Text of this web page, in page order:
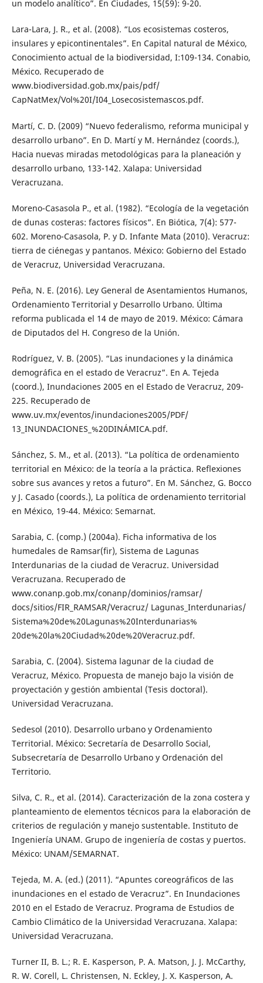
un modelo analítico”. En Ciudades, 15(59): 9-20.
Lara-Lara, J. R., et al. (2008). “Los ecosistemas costeros,
insulares y epicontinentales”. En Capital natural de México,
Conocimiento actual de la biodiversidad, I:109-134. Conabio,
México. Recuperado de
www.biodiversidad.gob.mx/pais/pdf/
CapNatMex/Vol%20I/I04_Losecosistemascos.pdf.
Martí, C. D. (2009) “Nuevo federalismo, reforma municipal y
desarrollo urbano”. En D. Martí y M. Hernández (coords.),
Hacia nuevas miradas metodológicas para la planeación y
desarrollo urbano, 133-142. Xalapa: Universidad
Veracruzana.
Moreno-Casasola P., et al. (1982). “Ecología de la vegetación
de dunas costeras: factores físicos”. En Biótica, 7(4): 577-
602. Moreno-Casasola, P. y D. Infante Mata (2010). Veracruz:
tierra de ciénegas y pantanos. México: Gobierno del Estado
de Veracruz, Universidad Veracruzana.
Peña, N. E. (2016). Ley General de Asentamientos Humanos,
Ordenamiento Territorial y Desarrollo Urbano. Última
reforma publicada el 14 de mayo de 2019. México: Cámara
de Diputados del H. Congreso de la Unión.
Rodríguez, V. B. (2005). “Las inundaciones y la dinámica
demográfica en el estado de Veracruz”. En A. Tejeda
(coord.), Inundaciones 2005 en el Estado de Veracruz, 209-
225. Recuperado de
www.uv.mx/eventos/inundaciones2005/PDF/
13_INUNDACIONES_%20DINÁMICA.pdf.
Sánchez, S. M., et al. (2013). “La política de ordenamiento
territorial en México: de la teoría a la práctica. Reflexiones
sobre sus avances y retos a futuro”. En M. Sánchez, G. Bocco
y J. Casado (coords.), La política de ordenamiento territorial
en México, 19-44. México: Semarnat.
Sarabia, C. (comp.) (2004a). Ficha informativa de los
humedales de Ramsar(fir), Sistema de Lagunas
Interdunarias de la ciudad de Veracruz. Universidad
Veracruzana. Recuperado de
www.conanp.gob.mx/conanp/dominios/ramsar/
docs/sitios/FIR_RAMSAR/Veracruz/ Lagunas_Interdunarias/
Sistema%20de%20Lagunas%20Interdunarias%
20de%20la%20Ciudad%20de%20Veracruz.pdf.
Sarabia, C. (2004). Sistema lagunar de la ciudad de
Veracruz, México. Propuesta de manejo bajo la visión de
proyectación y gestión ambiental (Tesis doctoral).
Universidad Veracruzana.
Sedesol (2010). Desarrollo urbano y Ordenamiento
Territorial. México: Secretaría de Desarrollo Social,
Subsecretaría de Desarrollo Urbano y Ordenación del
Territorio.
Silva, C. R., et al. (2014). Caracterización de la zona costera y
planteamiento de elementos técnicos para la elaboración de
criterios de regulación y manejo sustentable. Instituto de
Ingeniería UNAM. Grupo de ingeniería de costas y puertos.
México: UNAM/SEMARNAT.
Tejeda, M. A. (ed.) (2011). “Apuntes coreográficos de las
inundaciones en el estado de Veracruz”. En Inundaciones
2010 en el Estado de Veracruz. Programa de Estudios de
Cambio Climático de la Universidad Veracruzana. Xalapa:
Universidad Veracruzana.
Turner II, B. L.; R. E. Kasperson, P. A. Matson, J. J. McCarthy,
R. W. Corell, L. Christensen, N. Eckley, J. X. Kasperson, A.